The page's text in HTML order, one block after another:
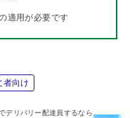
適用が必要です
者向け
デリバリー配達員するなら